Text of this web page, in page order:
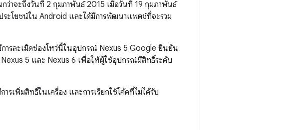
ว่าจะถึงวันที่ 2 กุมภาพันธ์ 2015 เมื่อวันที่ 19 กุมภาพันธ์
ะโยชน์ใน Android และได้มีการพัฒนาแพตช์ที่จะรวม
การละเมิดช่องโหว่นี้ในอุปกรณ์ Nexus 5 Google ยืนยัน
5 และ Nexus 6 เพื่อให้ผู้ใช้อุปกรณ์มีสิทธิ์ระดับ
รเพิ่มสิทธิ์ในเครื่อง และการเรียกใช้โค้ดที่ไม่ได้รับ